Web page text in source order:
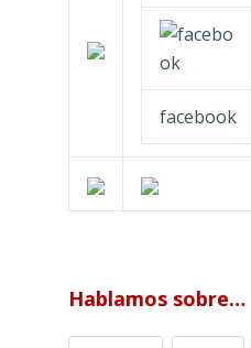
facebook
Hablamos sobre…